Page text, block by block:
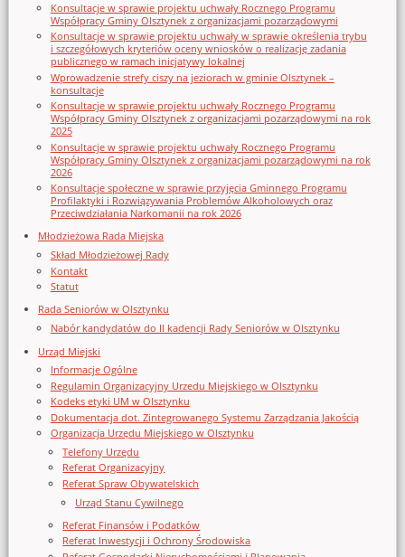
Konsultacje w sprawie projektu uchwały Rocznego Programu
Współpracy Gminy Olsztynek z organizacjami pozarządowymi
Konsultacje w sprawie projektu uchwały w sprawie określenia trybu
i szczegółowych kryteriów oceny wniosków o realizację zadania
publicznego w ramach inicjatywy lokalnej
Wprowadzenie strefy ciszy na jeziorach w gminie Olsztynek –
konsultacje
Konsultacje w sprawie projektu uchwały Rocznego Programu
Współpracy Gminy Olsztynek z organizacjami pozarządowymi na rok
2025
Konsultacje w sprawie projektu uchwały Rocznego Programu
Współpracy Gminy Olsztynek z organizacjami pozarządowymi na rok
2026
Konsultacje społeczne w sprawie przyjęcia Gminnego Programu
Profilaktyki i Rozwiązywania Problemów Alkoholowych oraz
Przeciwdziałania Narkomanii na rok 2026
Młodzieżowa Rada Miejska
Skład Młodzieżowej Rady
Kontakt
Statut
Rada Seniorów w Olsztynku
Nabór kandydatów do II kadencji Rady Seniorów w Olsztynku
Urząd Miejski
Informacje Ogólne
Regulamin Organizacyjny Urzedu Miejskiego w Olsztynku
Kodeks etyki UM w Olsztynku
Dokumentacja dot. Zintegrowanego Systemu Zarządzania Jakością
Organizacja Urzędu Miejskiego w Olsztynku
Telefony Urzędu
Referat Organizacyjny
Referat Spraw Obywatelskich
Urząd Stanu Cywilnego
Referat Finansów i Podatków
Referat Inwestycji i Ochrony Środowiska